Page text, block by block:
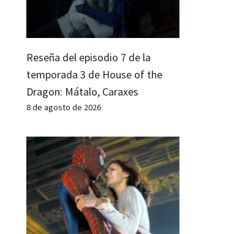
Reseña del episodio 7 de la
temporada 3 de House of the
Dragon: Mátalo, Caraxes
8 de agosto de 2026